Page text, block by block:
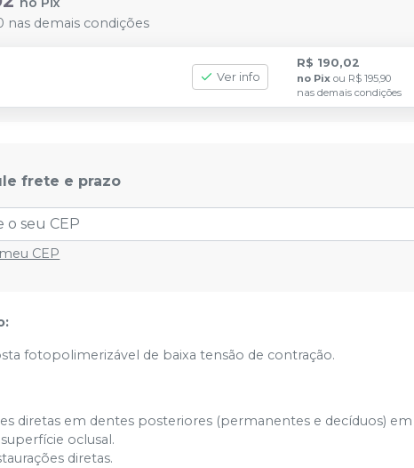
nas demais condições
Ver info
R$ 190,02
no Pix ou R$ 195,90
nas demais condições
frete e prazo
CEP
fotopolimerizável de baixa tensão de contração.
diretas em dentes posteriores (permanentes e decíduos)
oclusal.
diretas.